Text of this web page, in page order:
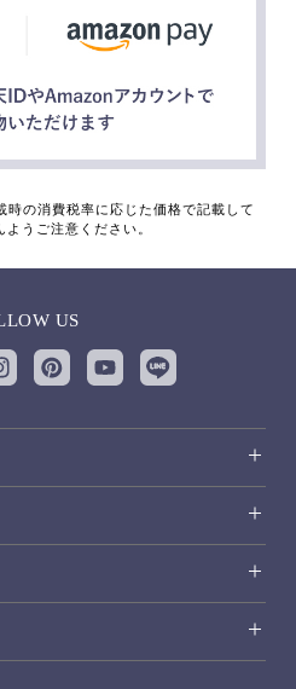
の消費税率に応じた価格で記載して
うご注意ください。
US